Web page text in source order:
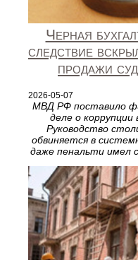
Черная
следствие
продажи
2026-05-07
МВД РФ поставило
деле о
Руководство
обвиняется в
даже пенальти имел